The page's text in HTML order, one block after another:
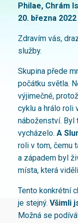
Philae, Chrám
20. března 2022
Zdravím vás,
služby.
Skupina přede
počátku světla.
výjimečné,
cyklu a hrálo roli
náboženství. Byl
vycházelo. A
roli v tom, čemu
a západem byl
místa, která
Tento konkrétní
je stejný. Všimli
Možná se